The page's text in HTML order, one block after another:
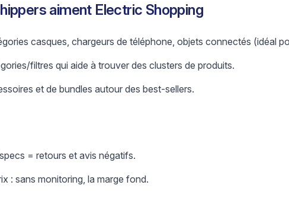
aiment Electric Shopping
casques, chargeurs de téléphone, objets connectés (idéal
filtres qui aide à trouver des clusters de produits.
et de bundles autour des best-sellers.
= retours et avis négatifs.
: sans monitoring, la marge fond.